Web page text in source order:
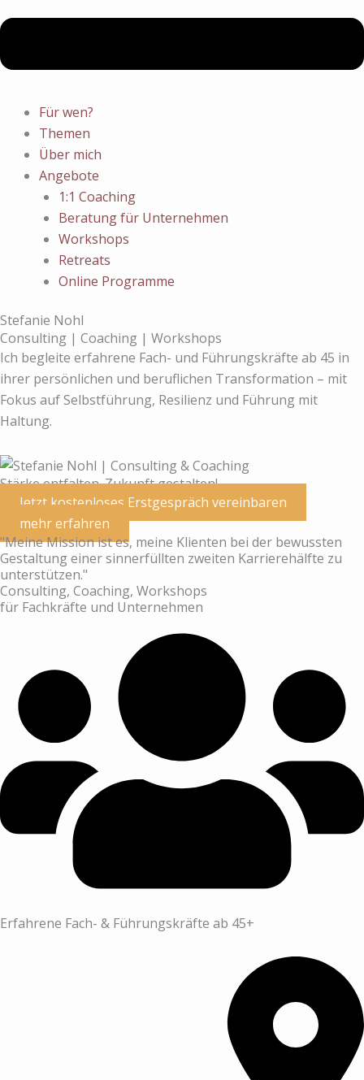
Für wen?
Themen
Über mich
Angebote
1:1 Coaching
Beratung für Unternehmen
Workshops
Retreats
Online Programme
Stefanie Nohl
Consulting | Coaching | Workshops
Ich begleite erfahrene Fach- und Führungskräfte ab 45 in
ihrer persönlichen und beruflichen Transformation – mit
Fokus auf Selbstführung, Resilienz und Führung mit
Haltung.
Stärke entfalten. Zukunft gestalten!
Jetzt kostenloses Erstgespräch vereinbaren
mehr erfahren
"Meine Mission ist es, meine Klienten bei der bewussten
Gestaltung einer sinnerfüllten zweiten Karrierehälfte zu
unterstützen."
Consulting, Coaching, Workshops
für Fachkräfte und Unternehmen
Erfahrene Fach- & Führungskräfte ab 45+